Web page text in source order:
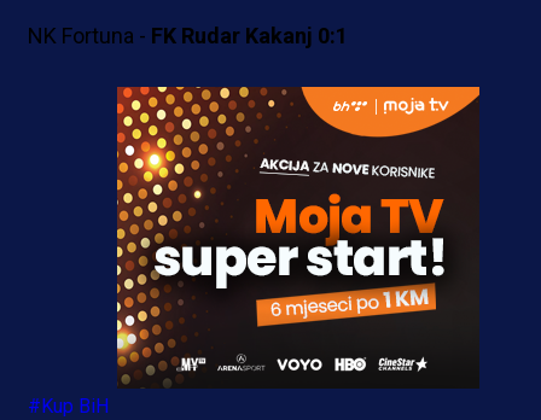
NK Fortuna - FK Rudar Kakanj 0:1
#Kup BiH